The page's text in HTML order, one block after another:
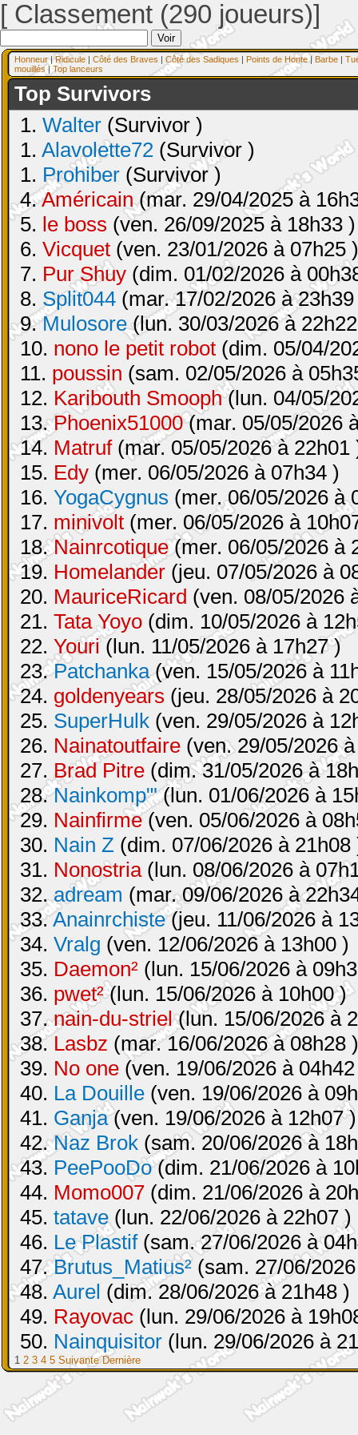
[ Classement (290 joueurs)]
Honneur|Ridicule | Côté des Braves | Côté des Sadiques | Points de Honte| Barbe |
mouillés| Top lanceurs
Top Survivors
1. Walter (Survivor )
1. Alavolette72 (Survivor )
1. Prohiber (Survivor )
4.Américain(mar. 29/04/2025 à
5. le boss (ven. 26/09/2025 à 18h33 )
6. Vicquet (ven. 23/01/2026 à 07h25 )
7. Pur Shuy (dim. 01/02/2026 à
8. Split044 (mar. 17/02/2026 à
9.Mulosore(lun. 30/03/2026 à
10. nono le petit robot (dim. 05/04/
11. poussin (sam. 02/05/2026 à
12. Karibouth Smooph(lun. 04/05/
13.Phoenix51000(mar. 05/05/2026
14. Matruf(mar. 05/05/2026 à 22h01
15. Edy (mer. 06/05/2026 à 07h34 )
16. YogaCygnus (mer. 06/05/2026 à
17. minivolt (mer. 06/05/2026 à
18.Nainrcotique(mer. 06/05/2026 à
19. Homelander (jeu. 07/05/2026 à
20. MauriceRicard (ven. 08/05/2026
21. Tata Yoyo (dim. 10/05/2026 à
22. Youri(lun. 11/05/2026 à 17h27 )
23.Patchanka(ven. 15/05/2026 à
24. goldenyears (jeu. 28/05/2026 à
25. SuperHulk (ven. 29/05/2026 à
26. Nainatoutfaire (ven. 29/05/2026
27. Brad Pitre (dim. 31/05/2026 à
28.Nainkomp"'(lun. 01/06/2026 à
29. Nainfirme(ven. 05/06/2026 à
30. Nain Z (dim. 07/06/2026 à 21h08
31. Nonostria(lun. 08/06/2026 à
32.adream (mar. 09/06/2026 à
33.Anainrchiste(jeu. 11/06/2026 à
34. Vralg (ven. 12/06/2026 à 13h00 )
35. Daemon² (lun. 15/06/2026 à
36. pwet²(lun. 15/06/2026 à 10h00 )
37.nain-du-striel(lun. 15/06/2026 à
38. Lasbz (mar. 16/06/2026 à 08h28 )
39. No one (ven. 19/06/2026 à
40. La Douille (ven. 19/06/2026 à
41. Ganja(ven. 19/06/2026 à 12h07 )
42.Naz Brok (sam. 20/06/2026 à
43. PeePooDo(dim. 21/06/2026 à
44. Momo007 (dim. 21/06/2026 à
45. tatave(lun. 22/06/2026 à 22h07 )
46. Le Plastif(sam. 27/06/2026 à
47.Brutus_Matius²(sam. 27/06/
48. Aurel (dim. 28/06/2026 à 21h48 )
49. Rayovac (lun. 29/06/2026 à
50. Nainquisitor (lun. 29/06/2026 à
1 2 3 4 5 Suivante Dernière